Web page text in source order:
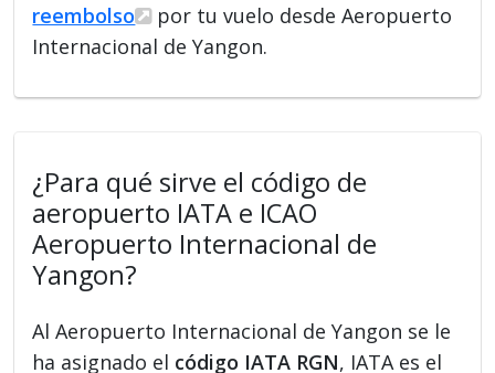
reembolso
por tu vuelo desde Aeropuerto
Internacional de Yangon.
¿Para qué sirve el código de
aeropuerto IATA e ICAO
Aeropuerto Internacional de
Yangon?
Al Aeropuerto Internacional de Yangon se le
ha asignado el código IATA RGN, IATA es el